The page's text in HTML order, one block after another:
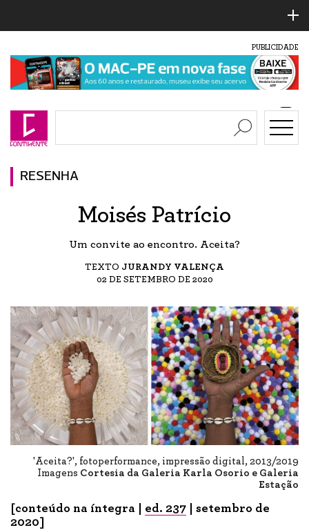
PUBLICIDADE
RESENHA
Moisés Patrício
Um convite ao encontro. Aceita?
TEXTO JURANDY VALENÇA
02 DE SETEMBRO DE 2020
'Aceita?', fotoperformance, impressão digital, 2013/2019
Imagens Cortesia da Galeria Karla Osorio e Galeria
Estação
[conteúdo na íntegra | ed. 237 | setembro de
2020]